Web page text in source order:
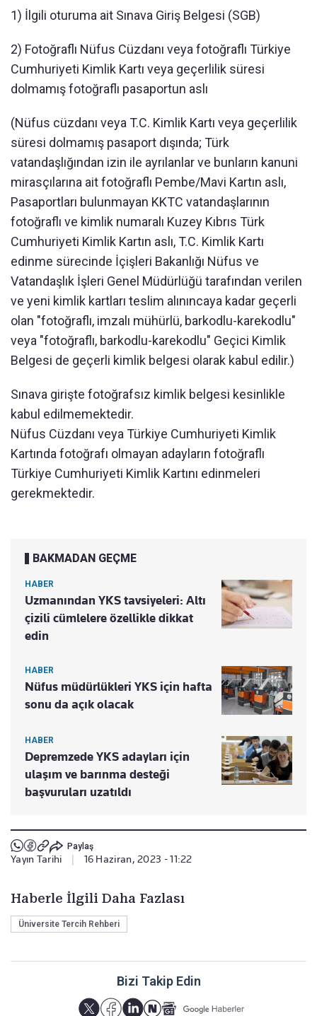
1) İlgili oturuma ait Sınava Giriş Belgesi (SGB)
2) Fotoğraflı Nüfus Cüzdanı veya fotoğraflı Türkiye
Cumhuriyeti Kimlik Kartı veya geçerlilik süresi
dolmamış fotoğraflı pasaportun aslı
(Nüfus cüzdanı veya T.C. Kimlik Kartı veya geçerlilik
süresi dolmamış pasaport dışında; Türk
vatandaşlığından izin ile ayrılanlar ve bunların kanuni
mirasçılarına ait fotoğraflı Pembe/Mavi Kartın aslı,
Pasaportları bulunmayan KKTC vatandaşlarının
fotoğraflı ve kimlik numaralı Kuzey Kıbrıs Türk
Cumhuriyeti Kimlik Kartın aslı, T.C. Kimlik Kartı
edinme sürecinde İçişleri Bakanlığı Nüfus ve
Vatandaşlık İşleri Genel Müdürlüğü tarafından verilen
ve yeni kimlik kartları teslim alınıncaya kadar geçerli
olan "fotoğraflı, imzalı mühürlü, barkodlu-karekodlu"
veya "fotoğraflı, barkodlu-karekodlu" Geçici Kimlik
Belgesi de geçerli kimlik belgesi olarak kabul edilir.)
Sınava girişte fotoğrafsız kimlik belgesi kesinlikle
kabul edilmemektedir.
Nüfus Cüzdanı veya Türkiye Cumhuriyeti Kimlik
Kartında fotoğrafı olmayan adayların fotoğraflı
Türkiye Cumhuriyeti Kimlik Kartını edinmeleri
gerekmektedir.
BAKMADAN GEÇME
HABER
Uzmanından YKS tavsiyeleri: Altı
çizili cümlelere özellikle dikkat
edin
HABER
Nüfus müdürlükleri YKS için hafta
sonu da açık olacak
HABER
Depremzede YKS adayları için
ulaşım ve barınma desteği
başvuruları uzatıldı
Paylaş
Yayın Tarihi 16 Haziran, 2023 - 11:22
Haberle İlgili Daha Fazlası
Üniversite Tercih Rehberi
Bizi Takip Edin